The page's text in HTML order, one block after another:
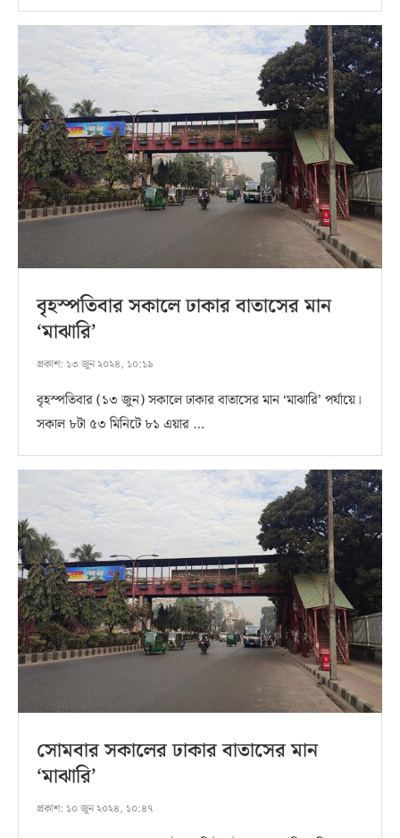
বৃহস্পতিবার সকালে ঢাকার বাতাসের মান
‘মাঝারি’
প্রকাশ: ১৩ জুন ২০২৪, ১০:১৯
বৃহস্পতিবার (১৩ জুন) সকালে ঢাকার বাতাসের মান ‘মাঝারি’ পর্যায়ে।
সকাল ৮টা ৫৩ মিনিটে ৮১ এয়ার …
সোমবার সকালের ঢাকার বাতাসের মান
‘মাঝারি’
প্রকাশ: ১০ জুন ২০২৪, ১০:৪৭